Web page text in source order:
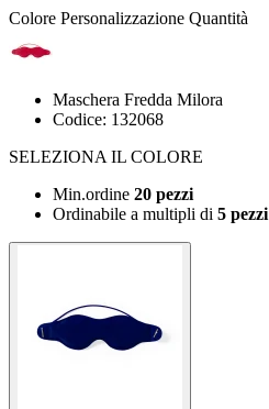
Colore Personalizzazione Quantità
Maschera Fredda Milora
Codice: 132068
SELEZIONA IL COLORE
Min.ordine 20 pezzi
Ordinabile a multipli di 5 pezzi